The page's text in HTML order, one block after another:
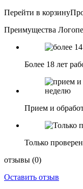
Перейти в корзину
Преимущества
Более 18 лет
Прием и
Только
отзывы (0)
Оставить отзыв